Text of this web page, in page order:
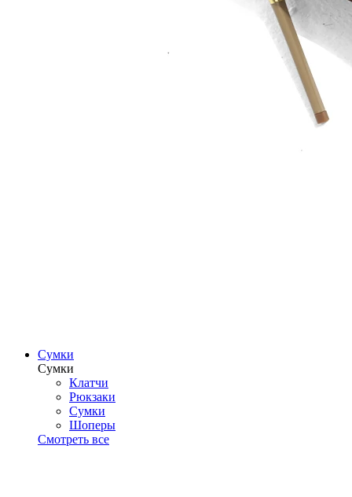
Сумки
Сумки
Клатчи
Рюкзаки
Сумки
Шоперы
Смотреть все